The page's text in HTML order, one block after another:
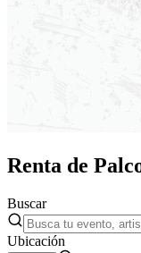
Renta de
Buscar
Ubicación